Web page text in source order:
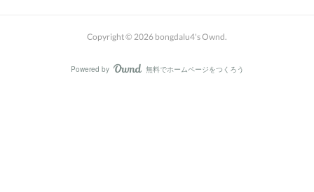
Copyright © 2026 bongdalu4's Ownd.
Powered by AmebaOwnd
無料でホームページをつくろう